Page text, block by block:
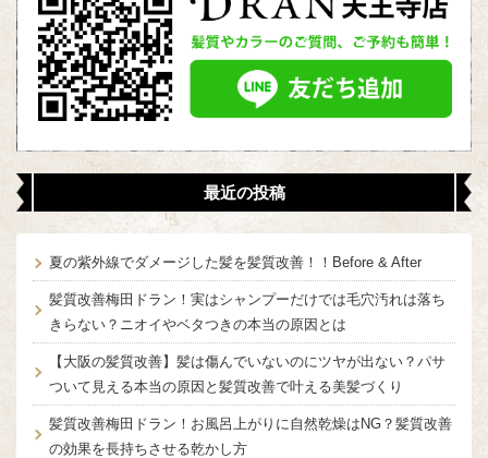
最近の投稿
夏の紫外線でダメージした髪を髪質改善！！Before & After
髪質改善梅田ドラン！実はシャンプーだけでは毛穴汚れは落ち
きらない？ニオイやベタつきの本当の原因とは
【大阪の髪質改善】髪は傷んでいないのにツヤが出ない？パサ
ついて見える本当の原因と髪質改善で叶える美髪づくり
髪質改善梅田ドラン！お風呂上がりに自然乾燥はNG？髪質改善
の効果を長持ちさせる乾かし方